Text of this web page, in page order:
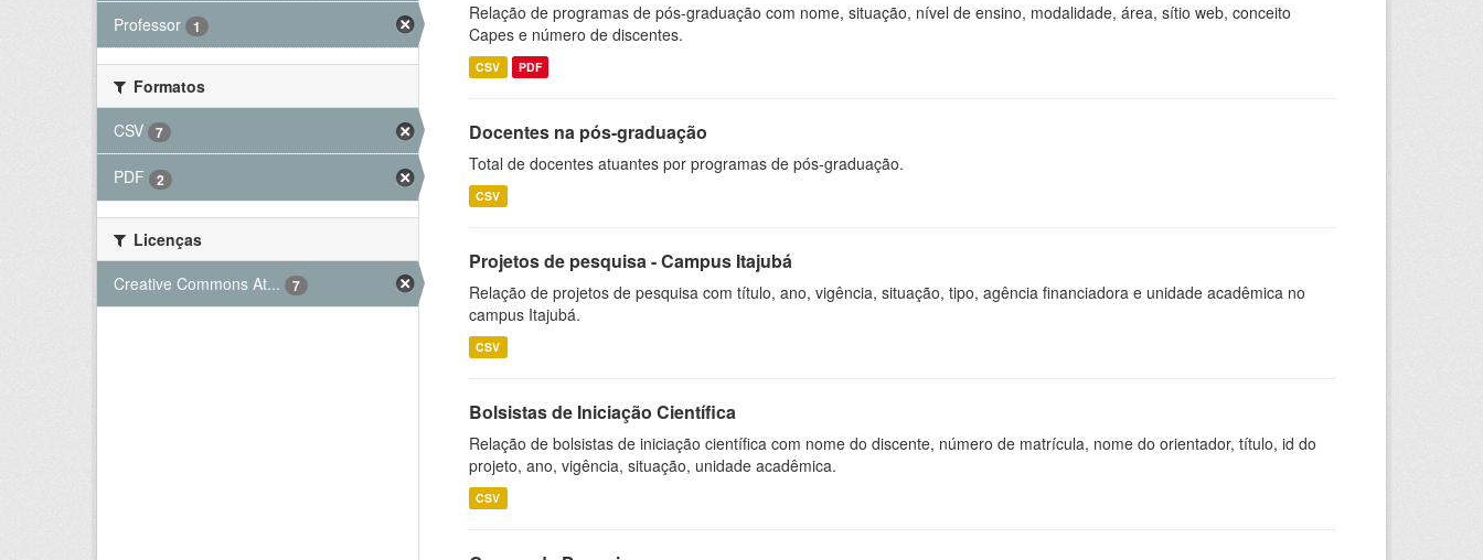
Professor 1
Formatos
CSV
7
PDF 2
Licenças
Creative Commons At...
7
Relação de programas de pós-graduação com nome, situação, nível de ensino, modalidade, área, sítio web, conceito
Capes e número de discentes.
CSV PDF
Docentes na pós-graduação
Total de docentes atuantes por programas de pós-graduação.
CSV
Projetos de pesquisa - Campus Itajubá
Relação de projetos de pesquisa com título, ano, vigência, situação, tipo, agência financiadora e unidade acadêmica no
campus Itajubá.
CSV
Bolsistas de Iniciação Científica
Relação de bolsistas de iniciação científica com nome do discente, número de matrícula, nome do orientador, título, id do
projeto, ano, vigência, situação, unidade acadêmica.
CSV